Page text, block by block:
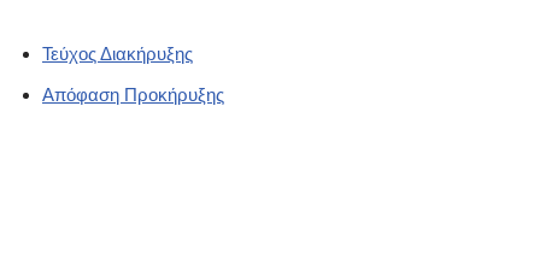
Τεύχος Διακήρυξης
Απόφαση Προκήρυξης